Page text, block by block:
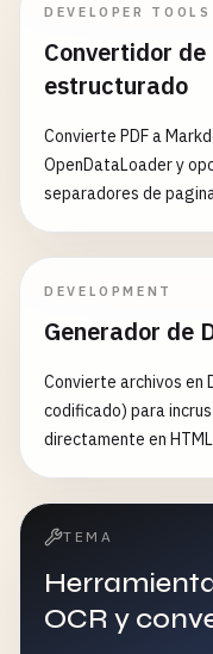
DEVELOPER TOOLS
Convertidor
estructurado
Convierte PDF a
OpenDataLoader y
separadores de
DEVELOPMENT
Generador de
Convierte archivos en
codificado) para
directamente en
TEMA
OCR y